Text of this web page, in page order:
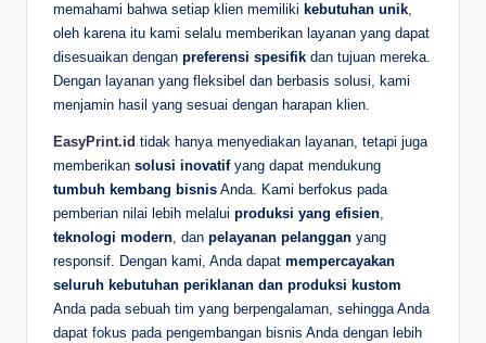
memahami bahwa setiap klien memiliki kebutuhan unik,
oleh karena itu kami selalu memberikan layanan yang dapat
disesuaikan dengan preferensi spesifik dan tujuan mereka.
Dengan layanan yang fleksibel dan berbasis solusi, kami
menjamin hasil yang sesuai dengan harapan klien.
EasyPrint.id tidak hanya menyediakan layanan, tetapi juga
memberikan solusi inovatifyang dapat mendukung
tumbuh kembang bisnis Anda. Kami berfokus pada
pemberian nilai lebih melalui produksi yang efisien,
teknologi modern, dan pelayanan pelanggan yang
responsif. Dengan kami, Anda dapat mempercayakan
seluruh kebutuhan periklanan dan produksi kustom
Anda pada sebuah tim yang berpengalaman, sehingga Anda
dapat fokus pada pengembangan bisnis Anda dengan lebih